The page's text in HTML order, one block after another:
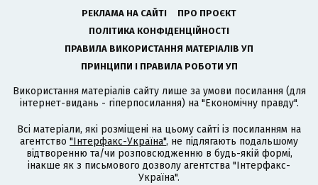
РЕКЛАМА НА САЙТІ
ПРО ПРОЄКТ
ПОЛІТИКА КОНФІДЕНЦІЙНОСТІ
ПРАВИЛА ВИКОРИСТАННЯ МАТЕРІАЛІВ УП
ПРИНЦИПИ І ПРАВИЛА РОБОТИ УП
Використання матеріалів сайту лише за умови посилання (для
інтернет-видань - гіперпосилання) на "Економічну правду".
Всі матеріали, які розміщені на цьому сайті із посиланням на
агентство "Інтерфакс-Україна", не підлягають подальшому
відтворенню та/чи розповсюдженню в будь-якій формі,
інакше як з письмового дозволу агентства "Інтерфакс-
Україна".